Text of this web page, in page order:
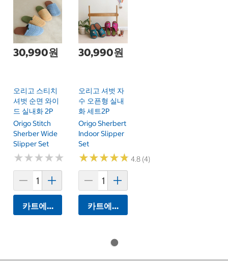
30,990원
오리고 스티치
셔벗 순면 와이
드 실내화 2P
Origo Stitch
Sherber Wide
Slipper Set
★★★★★
★★★★★
카트에 담기
30,990원
오리고 셔벗 자
수 오픈형 실내
화 세트2P
Origo Sherbert
Indoor Slipper
Set
★★★★★
★★★★★ 4.8 (4)
카트에 담기